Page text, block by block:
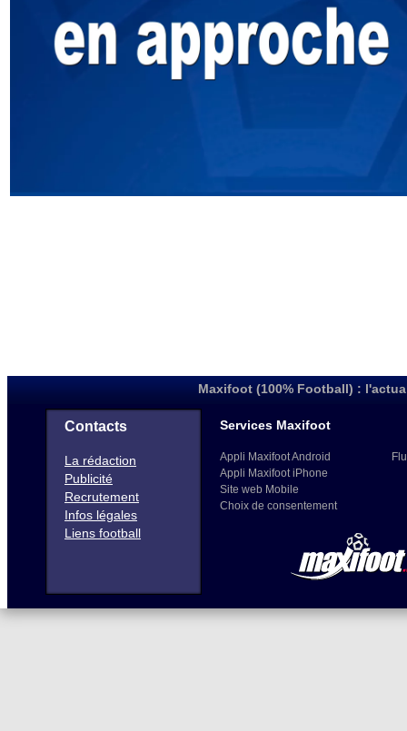
Maxifoot (100% Football) :
Contacts
La rédaction
Publicité
Recrutement
Infos légales
Liens football
Services Maxifoot
Appli Maxifoot Android
Appli Maxifoot iPhone
Site web Mobile
Choix de consentement